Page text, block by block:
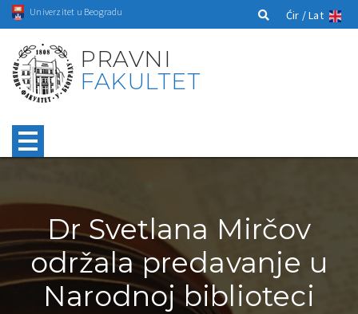
Univerzitet u Beogradu Ćir /Lat
PRAVNI
FAKULTET
Dr Svetlana Mirčov
održala predavanje u
Narodnoj biblioteci